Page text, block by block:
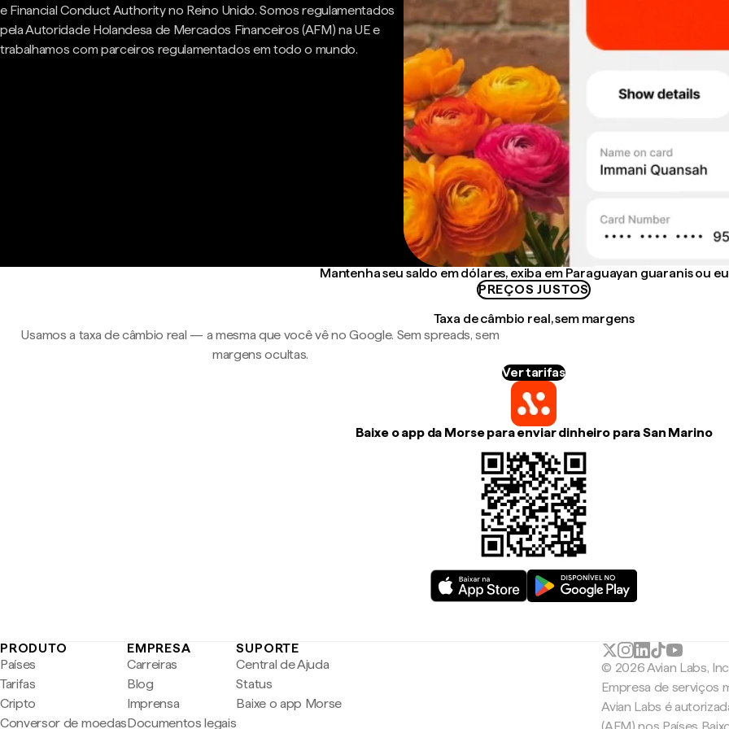
e Financial Conduct Authority no Reino Unido. Somos regulamentados
pela Autoridade Holandesa de Mercados Financeiros (AFM) na UE e
trabalhamos com parceiros regulamentados em todo o mundo.
Mantenha seu saldo em dólares, exiba em Paraguayan guaranis ou
PREÇOS JUSTOS
Taxa de câmbio real, sem margens
Usamos a taxa de câmbio real — a mesma que você vê no Google. Sem spreads, sem
margens ocultas.
Ver tarifas
Baixe o app da Morse para enviar dinheiro para San Marino
PRODUTO
Países
Tarifas
Cripto
Conversor de moedas
EMPRESA
Carreiras
Blog
Imprensa
Documentos legais
SUPORTE
Central de Ajuda
Status
Baixe o app Morse
© 2026 Avian Labs, Inc
Empresa de serviços
Avian Labs é